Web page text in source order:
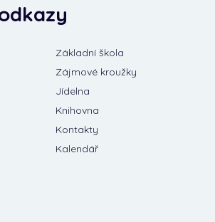
Základní škola
Zájmové kroužky
Jídelna
Knihovna
Kontakty
Kalendář